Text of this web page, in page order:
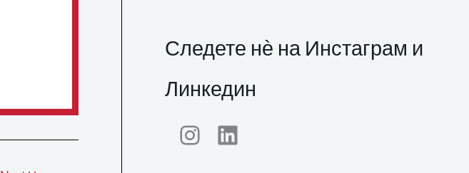
Следете нѐ на Инстаграм и
Линкедин